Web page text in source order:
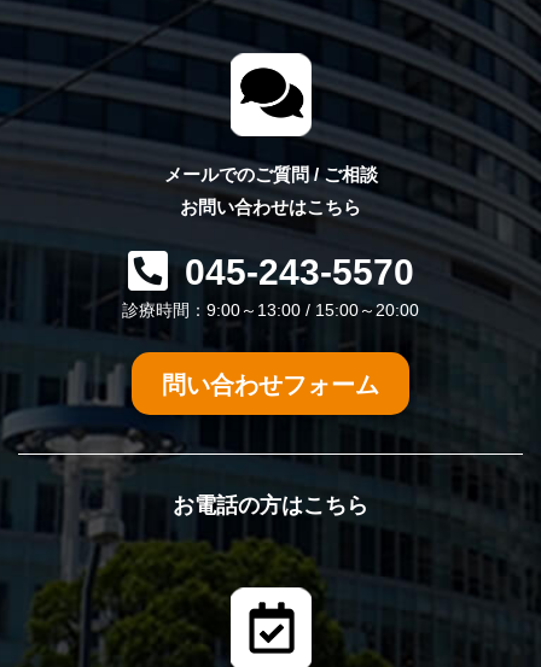
メールでのご質問 / ご相談
お問い合わせはこちら
045-243-5570
診療時間：9:00～13:00 / 15:00～20:00
問い合わせフォーム
お電話の方はこちら